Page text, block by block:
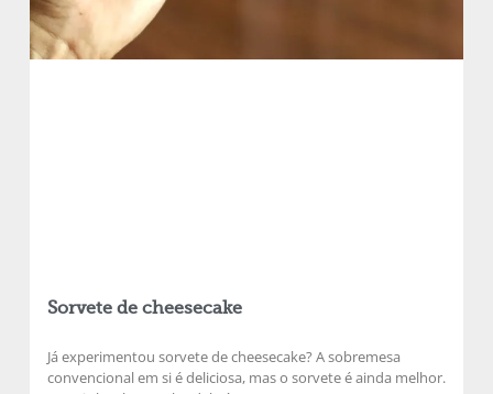
Sorvete de cheesecake
Já experimentou sorvete de cheesecake? A sobremesa
convencional em si é deliciosa, mas o sorvete é ainda melhor.